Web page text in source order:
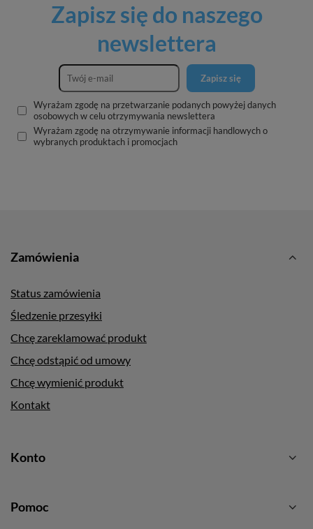
Zapisz się do naszego
newslettera
Zapisz się
Wyrażam zgodę na przetwarzanie podanych powyżej danych
osobowych w celu otrzymywania newslettera
Wyrażam zgodę na otrzymywanie informacji handlowych o
wybranych produktach i promocjach
Zamówienia
Status zamówienia
Śledzenie przesyłki
Chcę zareklamować produkt
Chcę odstąpić od umowy
Chcę wymienić produkt
Kontakt
Konto
Pomoc